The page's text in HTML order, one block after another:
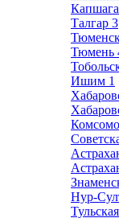
Талгар 3
Тюмень
Ишим 1
Нур-